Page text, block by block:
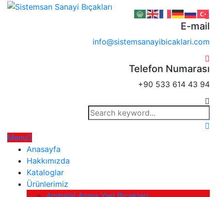
E-mail
info@sistemsanayibicaklari.com
Telefon Numarası
+90 533 614 43 94
Menu
Anasayfa
Hakkımızda
Kataloglar
Ürünlerimiz